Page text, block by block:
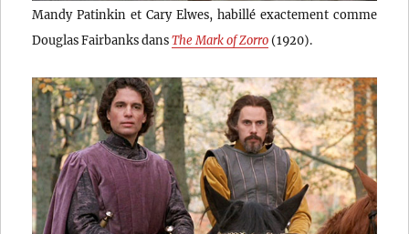
Mandy Patinkin et Cary Elwes, habillé exactement comme
Douglas Fairbanks dansThe Mark of Zorro(1920).